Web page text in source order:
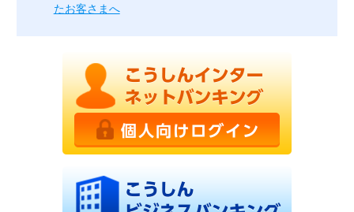
たお客さまへ